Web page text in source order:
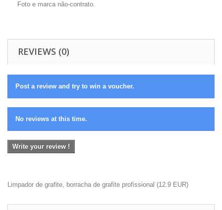
Foto e marca não-contrato.
REVIEWS (0)
Post a review and try to win a voucher.
No reviews at this time.
Write your review !
Limpador de grafite, borracha de grafite profissional (12.9 EUR)